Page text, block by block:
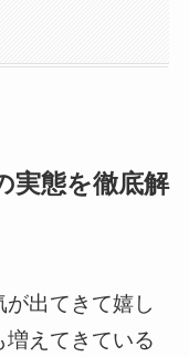
実態を徹底解
出てきて嬉し
えてきている